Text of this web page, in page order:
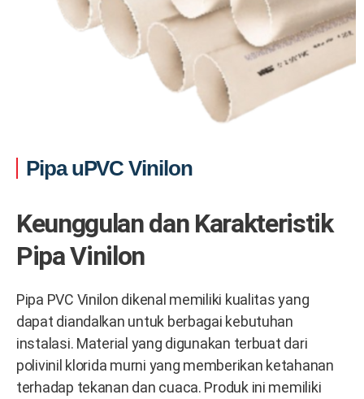
Pipa uPVC Vinilon
Keunggulan dan Karakteristik
Pipa Vinilon
Pipa PVC Vinilon dikenal memiliki kualitas yang
dapat diandalkan untuk berbagai kebutuhan
instalasi. Material yang digunakan terbuat dari
polivinil klorida murni yang memberikan ketahanan
terhadap tekanan dan cuaca. Produk ini memiliki